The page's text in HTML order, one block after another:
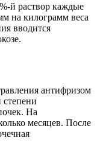
й раствор каждые
на килограмм веса
вводится
антифризом
степени
На
месяцев. После